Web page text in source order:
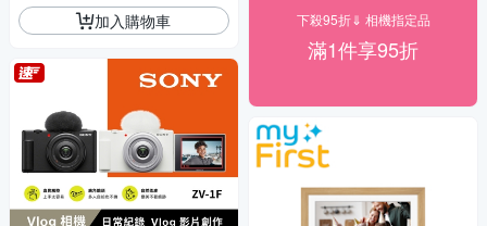
加入購物車 下殺95折⇓ 相機指定品
滿1件享95折